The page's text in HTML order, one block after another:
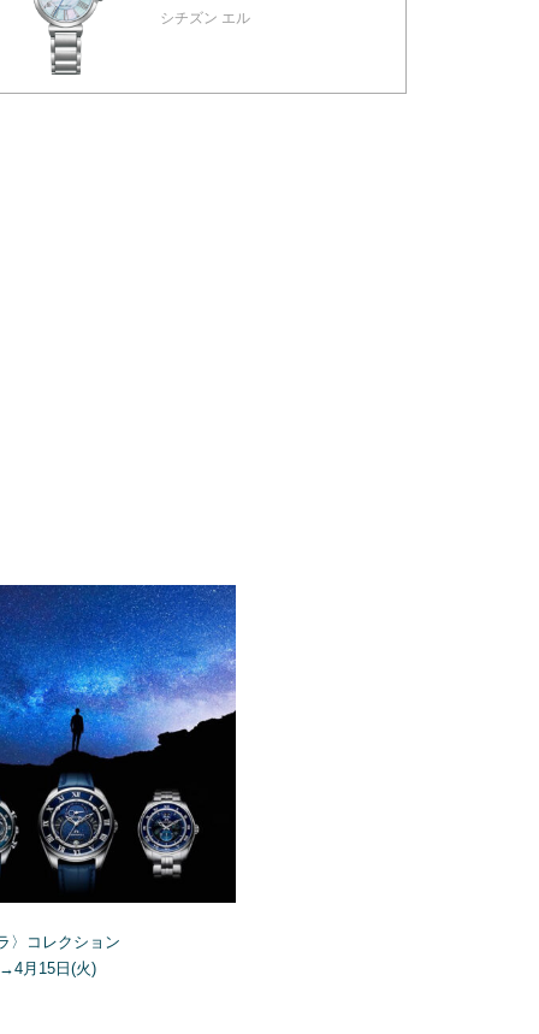
シチズン エル
〉コレクション
月15日(火)